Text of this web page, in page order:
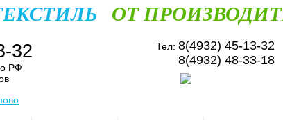
ОТ
32
РФ
Тел: 8(4932) 45-13-32
8(4932) 48-33-18